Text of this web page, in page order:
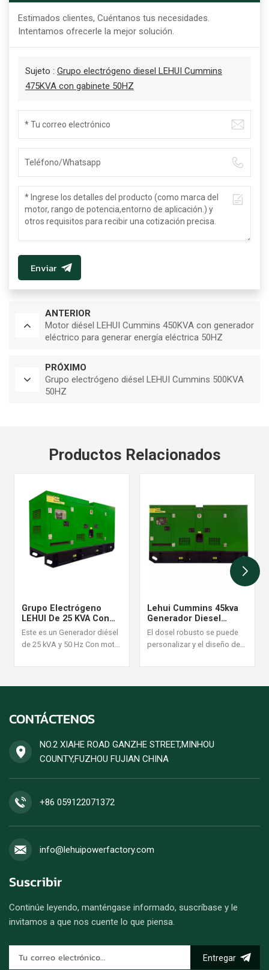
Estimados clientes, Cuéntanos tus necesidades.
Intentamos ofrecerle la mejor solución.
Sujeto : Grupo electrógeno diesel LEHUI Cummins
475KVA con gabinete 50HZ
Enviar
ANTERIOR
Motor diésel LEHUI Cummins 450KVA con generador
eléctrico para generar energía eléctrica 50HZ
PRÓXIMO
Grupo electrógeno diésel LEHUI Cummins 500KVA
50HZ
Productos Relacionados
Grupo Electrógeno
LEHUI De 25 KVA Con
Arranque Automático Y
Monitoreo Remoto
Este es un Generador diésel
de 25 kVA y 50 Hz Con motor
para situaciones de
eficiencia de combustible.
generador diésel.
Lehui Cummins 45kva
Generador Diesel
Industrial Juego De
El dosel robusto se puede
personalizar y el diseño de
confiable, se acepta un
CONTÁCTENOS
NO.2 XIAHE ROAD GANZHE STREET,MINHOU
COUNTY,FUZHOU FUJIAN CHINA
+86 059122071372
info@lehuipowerfactory.com
Suscribir
Continúe leyendo, manténgase informado, suscríbase y le
invitamos a que nos cuente lo que piensa.
Entregar